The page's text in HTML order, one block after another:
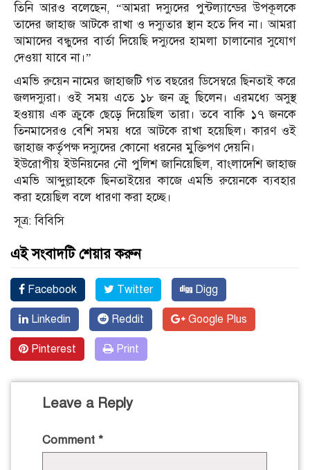
তিনি আরও বলেছেন, “আমরা দস্যুদের পুন্টল্যান্ডের উপকূলকে
তাদের জাহাজ আটকে রাখা ও দস্যুতার স্থান হতে দিব না। আমরা
আমাদের বন্ধুদের বার্তা দিয়েছি দস্যুদের হামলা চালানোর সুযোগ
দেওয়া যাবে না।”
এমভি রুয়েন নামের জাহাজটি গত বছরের ডিসেম্বরে ছিনতাই করে
জলদস্যুরা। ওই সময় এতে ১৮ জন ক্রু ছিলেন। এরমধ্যে অসুস্থ
হওয়ায় এক ক্রুকে ছেড়ে দিয়েছিল তারা। তবে বাকি ১৭ জনকে
তিনমাসেরও বেশি সময় ধরে আটকে রাখা হয়েছিল। কারণ ওই
জাহাজ কর্তৃপক্ষ দস্যুদের কোনো ধরনের মুক্তিপণ দেয়নি।
ইউরোপীয় ইউনিয়নের নৌ পুলিশ জানিয়েছিল, বাংলাদেশি জাহাজ
এমভি আব্দুল্লাহকে ছিনতাইয়ের কাজে এমভি রুয়েনকে ব্যবহার
করা হয়েছিল বলে ধারণা করা হচ্ছে।
সূত্র: বিবিসি
এই সংবাদটি শেয়ার করুন
Facebook Twitter Digg
Linkedin Reddit Google Plus
Pinterest Print
Leave a Reply
Comment *